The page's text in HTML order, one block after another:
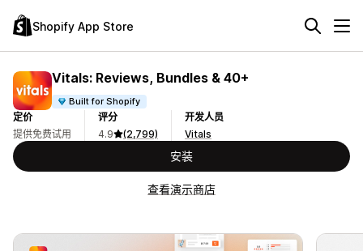
Shopify App Store
Vitals: Reviews, Bundles & 40+
Built for Shopify
定价
提供免费试用
评分
4.9
(2,799)
开发人员
Vitals
安装
查看演示商店